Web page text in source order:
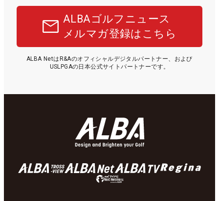
ALBAゴルフニュース
メルマガ登録はこちら
ALBA NetはR&Aのオフィシャルデジタルパートナー、および
USLPGAの日本公式サイトパートナーです。